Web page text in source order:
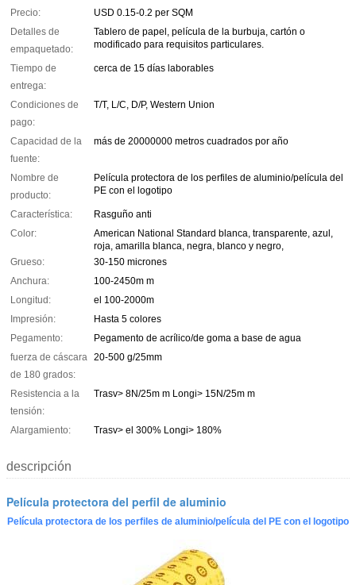
Precio:
USD 0.15-0.2 per SQM
Detalles de
empaquetado:
Tablero de papel, película de la burbuja, cartón o
modificado para requisitos particulares.
Tiempo de
entrega:
cerca de 15 días laborables
Condiciones de
pago:
T/T, L/C, D/P, Western Union
Capacidad de la
fuente:
más de 20000000 metros cuadrados por año
Nombre de
producto:
Película protectora de los perfiles de aluminio/película del
PE con el logotipo
Característica:
Rasguño anti
Color:
American National Standard blanca, transparente, azul,
roja, amarilla blanca, negra, blanco y negro,
Grueso:
30-150 micrones
Anchura:
100-2450m m
Longitud:
el 100-2000m
Impresión:
Hasta 5 colores
Pegamento:
Pegamento de acrílico/de goma a base de agua
fuerza de cáscara
de 180 grados:
20-500 g/25mm
Resistencia a la
tensión:
Trasv> 8N/25m m Longi> 15N/25m m
Alargamiento: Trasv> el 300% Longi> 180%
descripción
Película protectora del perfil de aluminio
Película protectora de los perfiles de aluminio/película del PE con el logotipo